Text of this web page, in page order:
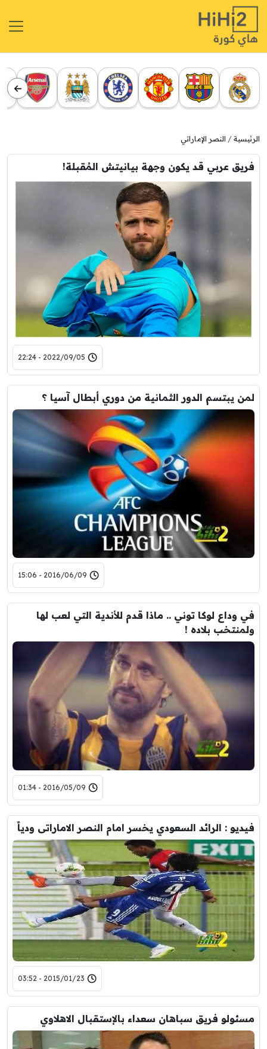
الرئيسية النصر الإماراتي
فريق عربي قد يكون وجهة بيانيتش المُقبلة!
2022/09/05 - 22:24
لمن يبتسم الدور الثمانية من دوري أبطال آسيا ؟
2016/06/09 - 15:06
في وداع لوكا توني .. ماذا قدم للأندية التي لعب لها
ولمنتخب بلاده !
2016/05/09 - 01:34
فيديو : الرائد السعودي يخسر امام النصر الاماراتى ودياً
2015/01/23 - 03:52
مسئولو فريق سباهان سعداء بالإستقبال الاهلاوي